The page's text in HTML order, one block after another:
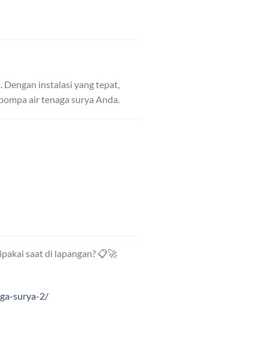
instalasi yang tepat,
air tenaga surya Anda.
saat di lapangan? 📋🚀
surya-2/